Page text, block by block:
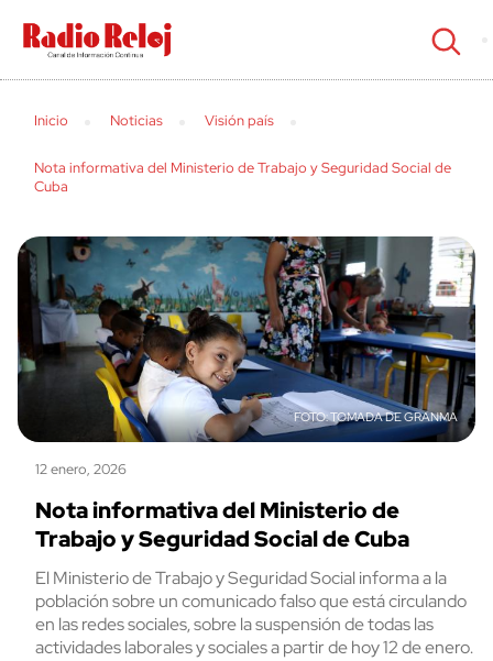
cerrar
Inicio Noticias Visión país
Nota informativa del Ministerio de Trabajo y Seguridad Social de
Cuba
TOMADA DE GRANMA
12 enero, 2026
Nota informativa del Ministerio de
Trabajo y Seguridad Social de Cuba
El Ministerio de Trabajo y Seguridad Social informa a la
población sobre un comunicado falso que está circulando
en las redes sociales, sobre la suspensión de todas las
actividades laborales y sociales a partir de hoy 12 de enero.